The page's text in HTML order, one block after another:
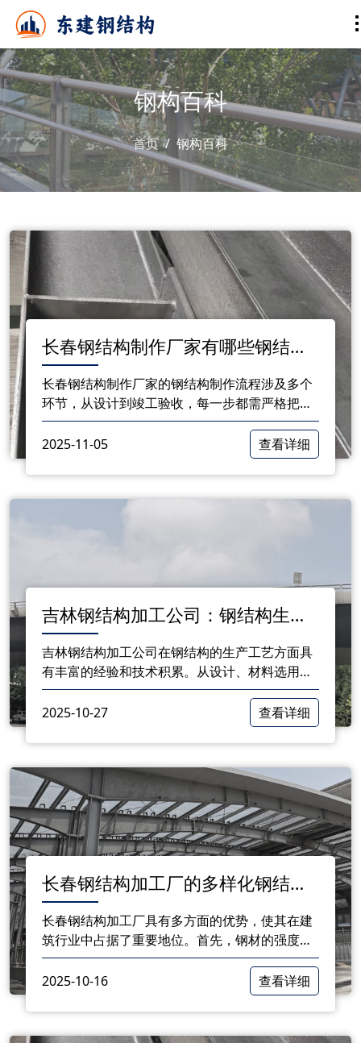
钢构百科
首页 钢构百科
长春钢结构制作厂家有哪些钢结构
制作流程
长春钢结构制作厂家的钢结构制作流程涉及多个
环节，从设计到竣工验收，每一步都需严格把
关。随着建筑行业的发展，钢结构的应用将越来
越普遍，合理的制作流程将为项目的顺利推进奠
2025-11-05 查看详细
吉林钢结构加工公司：钢结构生产
工艺概述
吉林钢结构加工公司在钢结构的生产工艺方面具
有丰富的经验和技术积累。从设计、材料选用到
加工、组装与安装，每一个环节都至关重要。随
着行业的发展，钢结构加工将朝着智能化、环保
2025-10-27 查看详细
长春钢结构加工厂的多样化钢结构
加工服务
长春钢结构加工厂具有多方面的优势，使其在建
筑行业中占据了重要地位。首先，钢材的强度
高、重量轻，使得钢结构在承载能力和使用空间
方面具有很大优势。
2025-10-16 查看详细